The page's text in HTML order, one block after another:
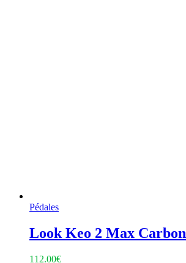
Pédales
Look Keo 2 Max Carbon
112.00€